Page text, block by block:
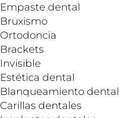
Empaste dental
Bruxismo
Ortodoncia
Brackets
Invisible
Estética dental
Blanqueamiento dental
Carillas dentales